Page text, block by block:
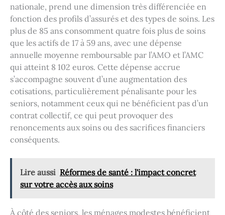
nationale, prend une dimension très différenciée en
fonction des profils d’assurés et des types de soins. Les
plus de 85 ans consomment quatre fois plus de soins
que les actifs de 17 à 59 ans, avec une dépense
annuelle moyenne remboursable par l’AMO et l’AMC
qui atteint 8 102 euros. Cette dépense accrue
s’accompagne souvent d’une augmentation des
cotisations, particulièrement pénalisante pour les
seniors, notamment ceux qui ne bénéficient pas d’un
contrat collectif, ce qui peut provoquer des
renoncements aux soins ou des sacrifices financiers
conséquents.
Lire aussi Réformes de santé : l'impact concret
sur votre accès aux soins
À côté des seniors, les ménages modestes bénéficient